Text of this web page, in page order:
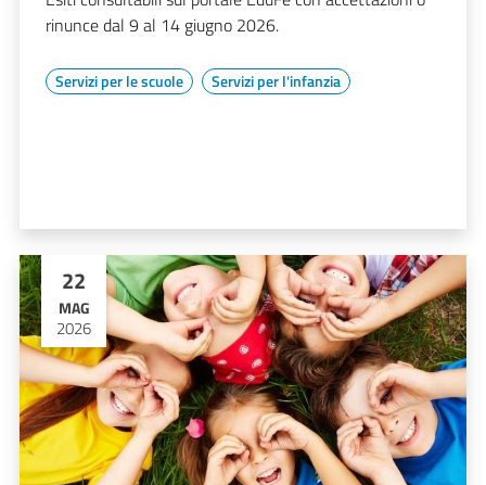
rinunce dal 9 al 14 giugno 2026.
Servizi per le scuole Servizi per l'infanzia
22
MAG
2026